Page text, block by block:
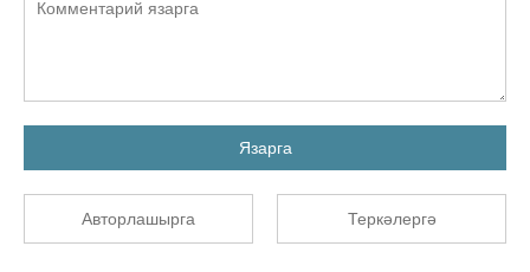
Язарга
Авторлашырга Теркәлергә